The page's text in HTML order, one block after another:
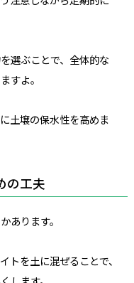
選ぶことで、全体的な
すよ。
土壌の保水性を高めま
の工夫
あります。
トを土に混ぜることで、